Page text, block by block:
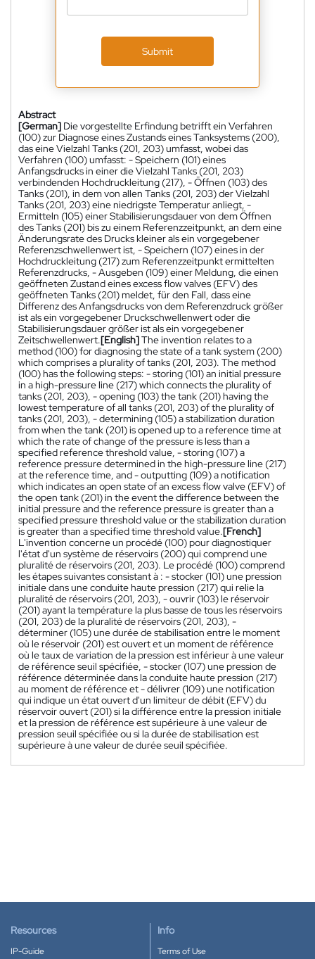
Submit
Abstract
[German] Die vorgestellte Erfindung betrifft ein Verfahren
(100) zur Diagnose eines Zustands eines Tanksystems (200),
das eine Vielzahl Tanks (201, 203) umfasst, wobei das
Verfahren (100) umfasst: - Speichern (101) eines
Anfangsdrucks in einer die Vielzahl Tanks (201, 203)
verbindenden Hochdruckleitung (217), - Öffnen (103) des
Tanks (201), in dem von allen Tanks (201, 203) der Vielzahl
Tanks (201, 203) eine niedrigste Temperatur anliegt, -
Ermitteln (105) einer Stabilisierungsdauer von dem Öffnen
des Tanks (201) bis zu einem Referenzzeitpunkt, an dem eine
Änderungsrate des Drucks kleiner als ein vorgegebener
Referenzschwellenwert ist, - Speichern (107) eines in der
Hochdruckleitung (217) zum Referenzzeitpunkt ermittelten
Referenzdrucks, - Ausgeben (109) einer Meldung, die einen
geöffneten Zustand eines excess flow valves (EFV) des
geöffneten Tanks (201) meldet, für den Fall, dass eine
Differenz des Anfangsdrucks von dem Referenzdruck größer
ist als ein vorgegebener Druckschwellenwert oder die
Stabilisierungsdauer größer ist als ein vorgegebener
Zeitschwellenwert.[English]The invention relates to a
method (100) for diagnosing the state of a tank system (200)
which comprises a plurality of tanks (201, 203). The method
(100) has the following steps: - storing (101) an initial pressure
in a high-pressure line (217) which connects the plurality of
tanks (201, 203), - opening (103) the tank (201) having the
lowest temperature of all tanks (201, 203) of the plurality of
tanks (201, 203), - determining (105) a stabilization duration
from when the tank (201) is opened up to a reference time at
which the rate of change of the pressure is less than a
specified reference threshold value, - storing (107) a
reference pressure determined in the high-pressure line (217)
at the reference time, and - outputting (109) a notification
which indicates an open state of an excess flow valve (EFV) of
the open tank (201) in the event the difference between the
initial pressure and the reference pressure is greater than a
specified pressure threshold value or the stabilization duration
is greater than a specified time threshold value.[French]
L'invention concerne un procédé (100) pour diagnostiquer
l'état d'un système de réservoirs (200) qui comprend une
pluralité de réservoirs (201, 203). Le procédé (100) comprend
les étapes suivantes consistant à : - stocker (101) une pression
initiale dans une conduite haute pression (217) qui relie la
pluralité de réservoirs (201, 203), - ouvrir (103) le réservoir
(201) ayant la température la plus basse de tous les réservoirs
(201, 203) de la pluralité de réservoirs (201, 203), -
déterminer (105) une durée de stabilisation entre le moment
où le réservoir (201) est ouvert et un moment de référence
où le taux de variation de la pression est inférieur à une valeur
de référence seuil spécifiée, - stocker (107) une pression de
référence déterminée dans la conduite haute pression (217)
au moment de référence et - délivrer (109) une notification
qui indique un état ouvert d'un limiteur de débit (EFV) du
réservoir ouvert (201) si la différence entre la pression initiale
et la pression de référence est supérieure à une valeur de
pression seuil spécifiée ou si la durée de stabilisation est
supérieure à une valeur de durée seuil spécifiée.
Resources
IP-Guide
Info
Terms of Use